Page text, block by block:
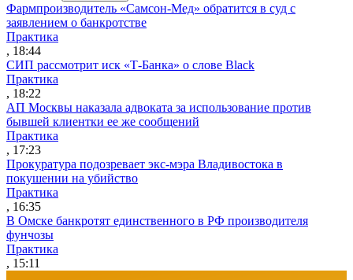
Фармпроизводитель «Самсон-Мед» обратится в суд с
заявлением о банкротстве
Практика
, 18:44
СИП рассмотрит иск «Т-Банка» о слове Black
Практика
, 18:22
АП Москвы наказала адвоката за использование против
бывшей клиентки ее же сообщений
Практика
, 17:23
Прокуратура подозревает экс-мэра Владивостока в
покушении на убийство
Практика
, 16:35
В Омске банкротят единственного в РФ производителя
фунчозы
Практика
, 15:11